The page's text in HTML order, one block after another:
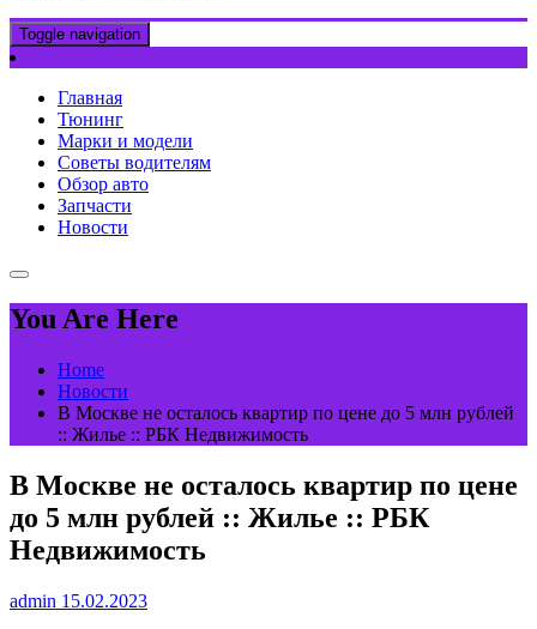
Toggle navigation
Главная
Тюнинг
Марки и модели
Советы водителям
Обзор авто
Запчасти
Новости
You Are Here
Home
Новости
В Москве не осталось квартир по цене до 5 млн рублей
:: Жилье :: РБК Недвижимость
В Москве не осталось квартир по цене
до 5 млн рублей :: Жилье :: РБК
Недвижимость
admin 15.02.2023